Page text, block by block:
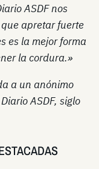
ASDF nos
apretar fuerte
es la mejor forma
la cordura.»
a un anónimo
ASDF, siglo